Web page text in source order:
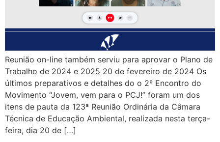
Reunião on-line também serviu para aprovar o Plano de
Trabalho de 2024 e 2025 20 de fevereiro de 2024 Os
últimos preparativos e detalhes do o 2º Encontro do
Movimento “Jovem, vem para o PCJ!” foram um dos
itens de pauta da 123ª Reunião Ordinária da Câmara
Técnica de Educação Ambiental, realizada nesta terça-
feira, dia 20 de […]